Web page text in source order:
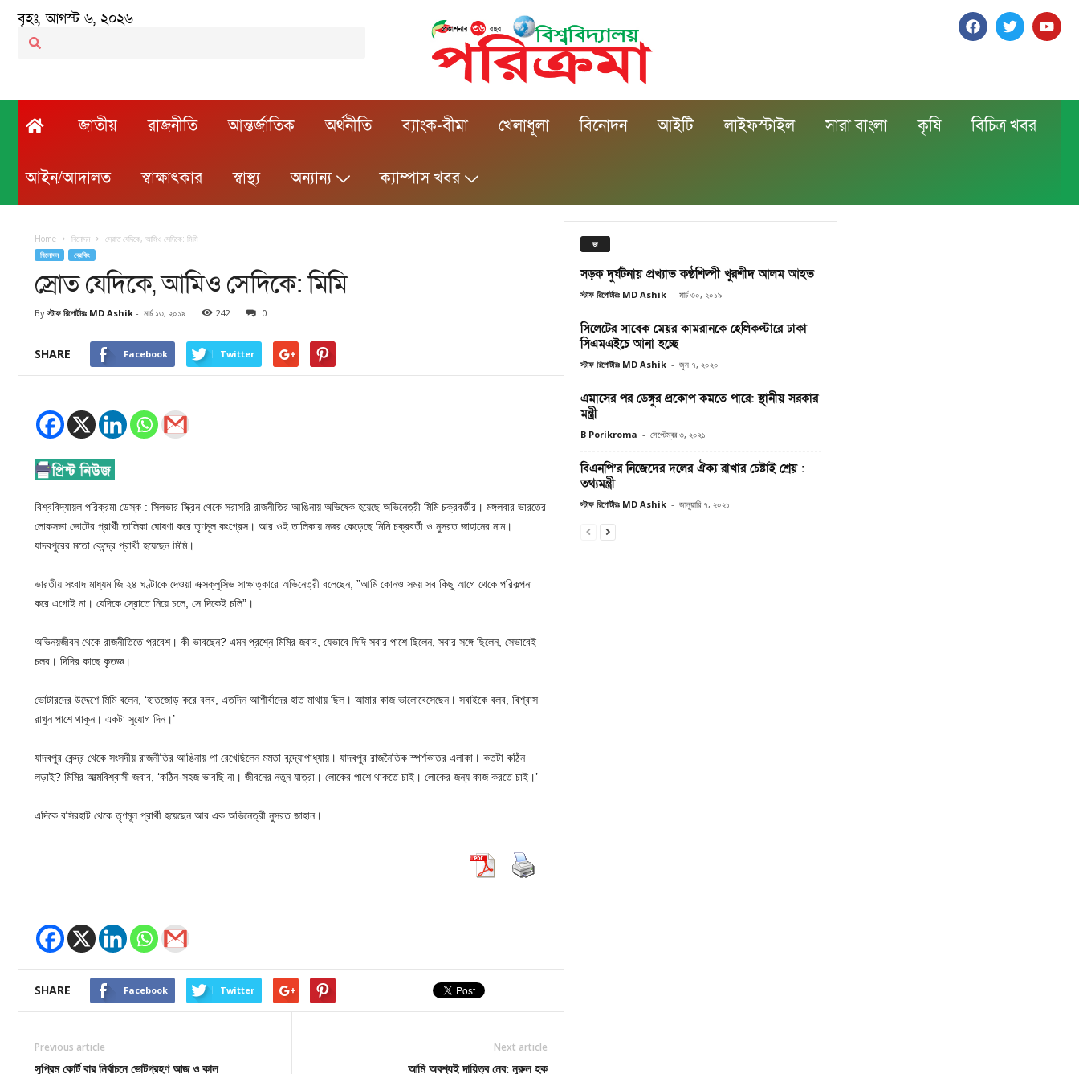
বৃহঃ, আগস্ট ৬, ২০২৬
জাতীয় রাজনীতি আন্তর্জাতিক অর্থনীতি ব্যাংক-বীমা খেলাধূলা বিনোদন আইটি লাইফস্টাইল সারা বাংলা কৃষি বিচিত্র খবর
আইন/আদালত স্বাক্ষাৎকার স্বাস্থ্য অন্যান্য ক্যাম্পাস খবর
Home বিনোদন স্রোত যেদিকে, আমিও সেদিকে: মিমি
বিনোদন ব্রেকিং
স্রোত যেদিকে, আমিও সেদিকে: মিমি
By স্টাফ রিপোর্টারঃ MD Ashik - মার্চ ১৩, ২০১৯ 242 0
SHARE Facebook Twitter
বিশ্ববিদ্যায়ল পরিক্রমা ডেস্ক : সিলভার স্ক্রিন থেকে সরাসরি রাজনীতির আঙিনায় অভিষেক হয়েছে অভিনেত্রী মিমি চক্রবর্তীর। মঙ্গলবার ভারতের
লোকসভা ভোটের প্রার্থী তালিকা ঘোষণা করে তৃণমূল কংগ্রেস। আর ওই তালিকায় নজর কেড়েছে মিমি চক্রবর্তী ও নুসরত জাহানের নাম।
যাদবপুরের মতো কেন্দ্রে প্রার্থী হয়েছেন মিমি।
ভারতীয় সংবাদ মাধ্যম জি ২৪ ঘণ্টাকে দেওয়া এক্সক্লুসিভ সাক্ষাত্কারে অভিনেত্রী বলেছেন, ”আমি কোনও সময় সব কিছু আগে থেকে পরিকল্পনা
করে এগোই না। যেদিকে স্রোতে নিয়ে চলে, সে দিকেই চলি”।
অভিনয়জীবন থেকে রাজনীতিতে প্রবেশ। কী ভাবছেন? এমন প্রশ্নে মিমির জবাব, যেভাবে দিদি সবার পাশে ছিলেন, সবার সঙ্গে ছিলেন, সেভাবেই
চলব। দিদির কাছে কৃতজ্ঞ।
ভোটারদের উদ্দেশে মিমি বলেন, ‘হাতজোড় করে বলব, এতদিন আশীর্বাদের হাত মাথায় ছিল। আমার কাজ ভালোবেসেছেন। সবাইকে বলব, বিশ্বাস
রাখুন পাশে থাকুন। একটা সুযোগ দিন।’
যাদবপুর কেন্দ্র থেকে সংসদীয় রাজনীতির আঙিনায় পা রেখেছিলেন মমতা বন্দ্যোপাধ্যায়। যাদবপুর রাজনৈতিক স্পর্শকাতর এলাকা। কতটা কঠিন
লড়াই? মিমির আত্মবিশ্বাসী জবাব, ‘কঠিন-সহজ ভাবছি না। জীবনের নতুন যাত্রা। লোকের পাশে থাকতে চাই। লোকের জন্য কাজ করতে চাই।’
এদিকে বসিরহাট থেকে তৃণমূল প্রার্থী হয়েছেন আর এক অভিনেত্রী নুসরত জাহান।
SHARE Facebook Twitter
Previous article
সুপ্রিম কোর্ট বার নির্বাচনে ভোটগ্রহণ আজ ও কাল
Next article
আমি অবশ্যই দায়িত্ব নেব: নুরুল হক
জ
সড়ক দুর্ঘটনায় প্রখ্যাত কণ্ঠশিল্পী খুরশীদ আলম আহত
স্টাফ রিপোর্টারঃ MD Ashik - মার্চ ৩০, ২০১৯
সিলেটের সাবেক মেয়র কামরানকে হেলিকপ্টারে ঢাকা
সিএমএইচে আনা হচ্ছে
স্টাফ রিপোর্টারঃ MD Ashik - জুন ৭, ২০২০
এমাসের পর ডেঙ্গুর প্রকোপ কমতে পারে: স্থানীয় সরকার
মন্ত্রী
B Porikroma - সেপ্টেম্বর ৩, ২০২১
বিএনপি’র নিজেদের দলের ঐক্য রাখার চেষ্টাই শ্রেয় :
তথ্যমন্ত্রী
স্টাফ রিপোর্টারঃ MD Ashik - জানুয়ারি ৭, ২০২১